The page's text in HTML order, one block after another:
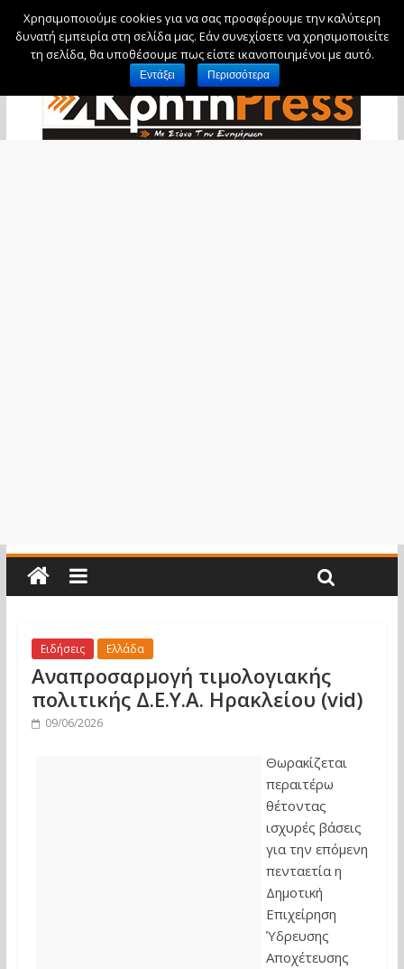
Σάββατο, 8 Αυγούστου, 2026
Ειδήσεις Ελλάδα
Αναπροσαρμογή τιμολογιακής
πολιτικής Δ.Ε.Υ.Α. Ηρακλείου (vid)
09/06/2026
Θωρακίζεται
περαιτέρω
θέτοντας
ισχυρές βάσεις
για την επόμενη
πενταετία η
Δημοτική
Επιχείρηση
Ύδρευσης
Αποχέτευσης
Χρησιμοποιούμε cookies για να σας προσφέρουμε την καλύτερη
δυνατή εμπειρία στη σελίδα μας. Εάν συνεχίσετε να χρησιμοποιείτε
τη σελίδα, θα υποθέσουμε πως είστε ικανοποιημένοι με αυτό.
Εντάξει Περισσότερα